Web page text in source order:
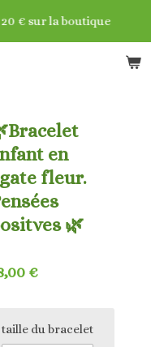
€ sur la boutique
en
fleur.
🌿
€
taille du bracelet